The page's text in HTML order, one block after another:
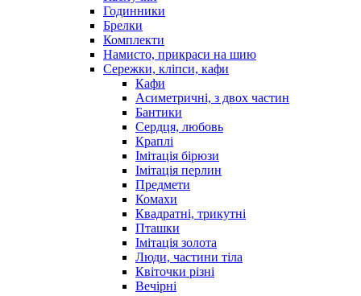
Годинники
Брелки
Комплекти
Намисто, прикраси на шию
Сережки, кліпси, кафи
Кафи
Асиметричні, з двох частин
Бантики
Сердця, любовь
Краплі
Імітація бірюзи
Імітація перлин
Предмети
Комахи
Квадратні, трикутні
Пташки
Імітація золота
Люди, частини тіла
Квіточки різні
Вечірні